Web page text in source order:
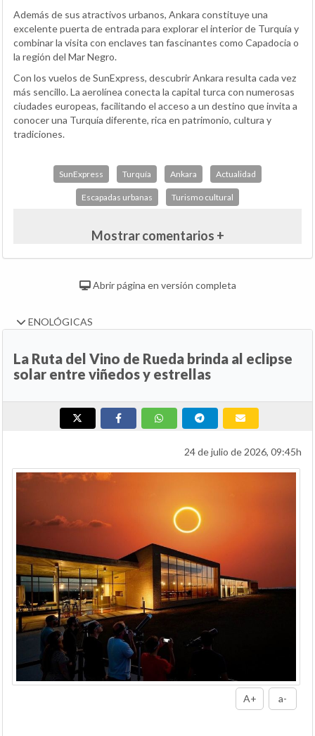
Además de sus atractivos urbanos, Ankara constituye una
excelente puerta de entrada para explorar el interior de Turquía y
combinar la visita con enclaves tan fascinantes como Capadocia o
la región del Mar Negro.
Con los vuelos de SunExpress, descubrir Ankara resulta cada vez
más sencillo. La aerolínea conecta la capital turca con numerosas
ciudades europeas, facilitando el acceso a un destino que invita a
conocer una Turquía diferente, rica en patrimonio, cultura y
tradiciones.
SunExpress Turquía Ankara Actualidad
Escapadas urbanas Turismo cultural
Mostrar comentarios +
Abrir página en versión completa
ENOLÓGICAS
La Ruta del Vino de Rueda brinda al eclipse
solar entre viñedos y estrellas
24 de julio de 2026, 09:45h
A+ a-